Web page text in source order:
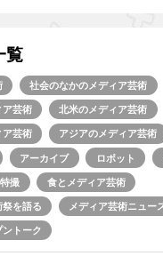
覧
社会のなかのメディア芸術
ア芸術 北米のメディア芸術
ア芸術 アジアのメディア芸術
アーカイブ ロボット
特撮 食とメディア芸術
を語る メディア芸術ニュー
ントーク